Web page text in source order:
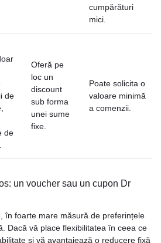
cumpărături
mici.
de
de
Oferă pe
loc un
discount
sub forma
unei sume
fixe.
Poate solicita o
valoare minimă
a comenzii.
un voucher sau un cupon Dr
în foarte mare măsură de preferințele
Dacă vă place flexibilitatea în ceea ce
și vă avantajează o reducere fixă